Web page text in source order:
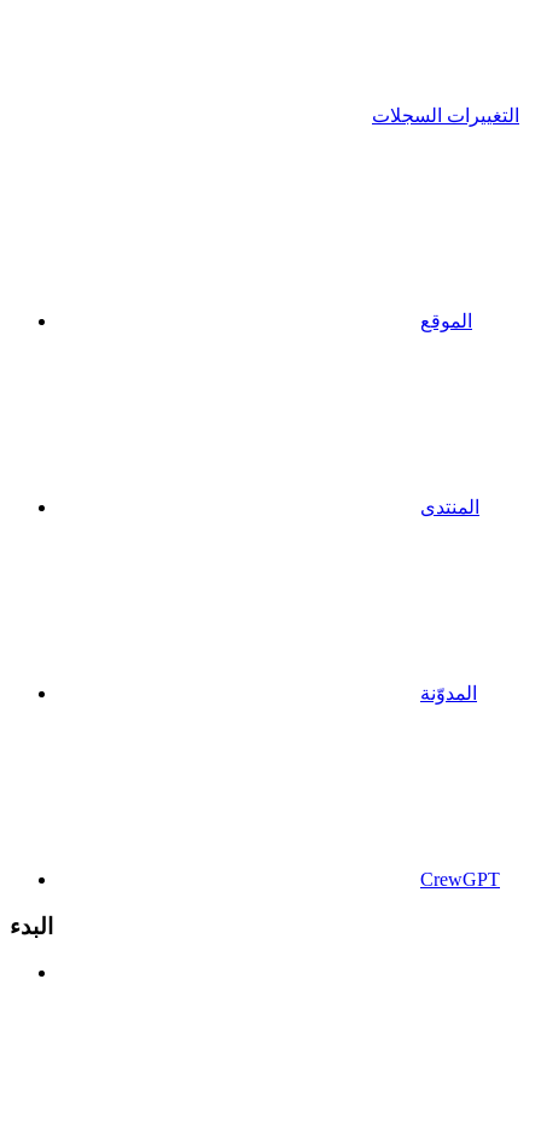
التغييرات السجلات
الموقع
المنتدى
المدوّنة
CrewGPT
البدء